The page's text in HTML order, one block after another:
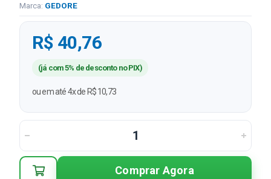
Marca: GEDORE
R$ 40,76
(já com 5% de desconto no PIX)
ou em até 4x de R$ 10,73
Comprar Agora